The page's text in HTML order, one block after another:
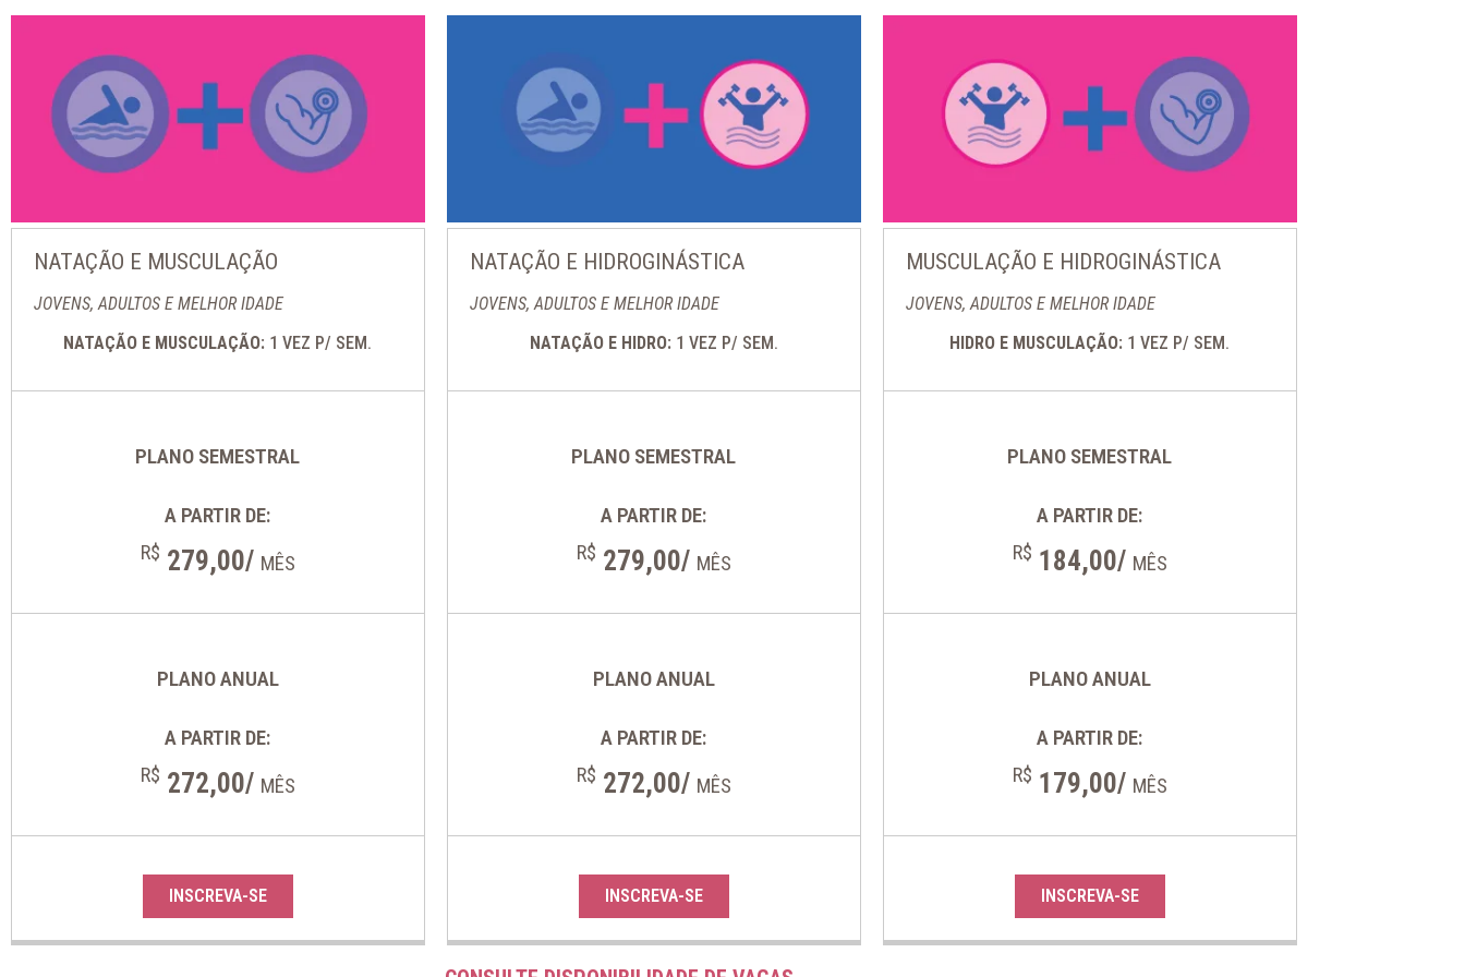
NATAÇÃO E MUSCULAÇÃO
JOVENS, ADULTOS E MELHOR IDADE
NATAÇÃO E MUSCULAÇÃO: 1 VEZ P/ SEM.
PLANO SEMESTRAL
A PARTIR DE:
R$ 279,00/ MÊS
PLANO ANUAL
A PARTIR DE:
R$ 272,00/ MÊS
INSCREVA-SE
NATAÇÃO E HIDROGINÁSTICA
JOVENS, ADULTOS E MELHOR IDADE
NATAÇÃO E HIDRO:1 VEZ P/ SEM.
PLANO SEMESTRAL
A PARTIR DE:
R$ 279,00/ MÊS
PLANO ANUAL
A PARTIR DE:
R$ 272,00/ MÊS
INSCREVA-SE
MUSCULAÇÃO E HIDROGINÁSTICA
JOVENS, ADULTOS E MELHOR IDADE
HIDRO E MUSCULAÇÃO: 1 VEZ P/ SEM.
PLANO SEMESTRAL
A PARTIR DE:
R$ 184,00/ MÊS
PLANO ANUAL
A PARTIR DE:
R$ 179,00/ MÊS
INSCREVA-SE